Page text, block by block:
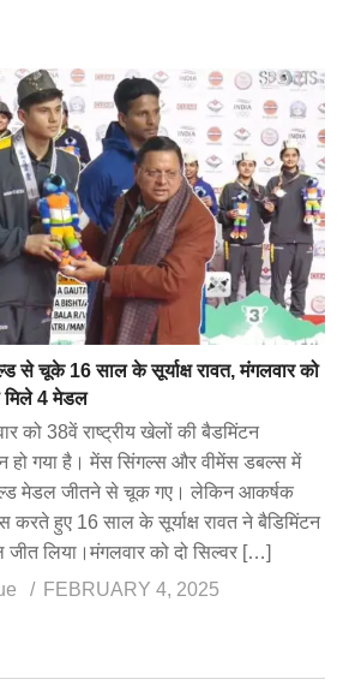
से चूके 16 साल के सूर्याक्ष रावत, मंगलवार को
मिले 4 मेडल
को 38वें राष्ट्रीय खेलों की बैडमिंटन
हो गया है। मेंस सिंगल्स और वीमेंस डबल्स में
मेडल जीतने से चूक गए। लेकिन आकर्षक
हुए 16 साल के सूर्याक्ष रावत ने बैडिमिंटन
जीत लिया।मंगलवार को दो सिल्वर […]
FEBRUARY 4, 2025